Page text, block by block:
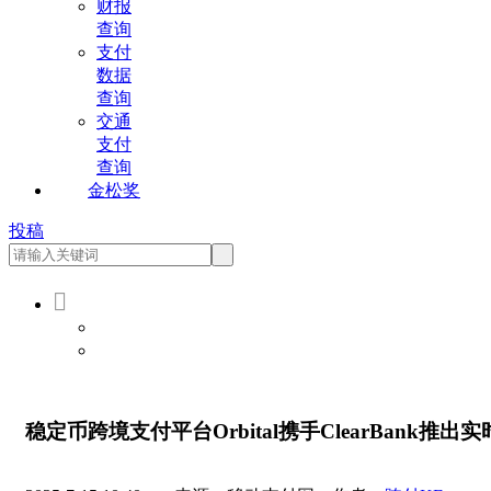
财报
查询
支付
数据
查询
交通
支付
查询
金松奖
投稿

稳定币跨境支付平台Orbital携手ClearBank推出实